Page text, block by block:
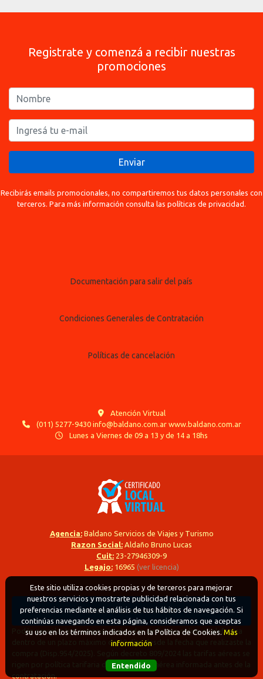
Registrate y comenzá a recibir nuestras
promociones
Enviar
Recibirás emails promocionales, no compartiremos tus datos personales con
terceros. Para más información consulta las políticas de privacidad.
Documentación para salir del país
Condiciones Generales de Contratación
Políticas de cancelación
Atención Virtual
(011) 5277-9430 info@baldano.com.ar www.baldano.com.ar
Lunes a Viernes de 09 a 13 y de 14 a 18hs
Agencia:Baldano Servicios de Viajes y Turismo
Razon Social: Aldaño Bruno Lucas
Cuit: 23-27946309-9
Legajo:16965 (ver licencia)
Boton de arrepentimiento
Podés cancelar tus compras realizadas de forma online o telefonica
dentro de un plazo máximo de 10 días desde la fecha que realizaste la
rigen por política tarifaria de la compañía aérea informada antes de la
Este sitio utiliza cookies propias y de terceros para mejorar
nuestros servicios y mostrarte publicidad relacionada con tus
preferencias mediante el análisis de tus hábitos de navegación. Si
continúas navegando en esta página, consideramos que aceptas
su uso en los términos indicados en la Política de Cookies. Más
información
Entendido